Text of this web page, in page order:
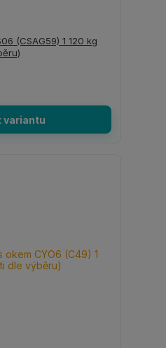
(CSAG59) 1 120 kg
variantu